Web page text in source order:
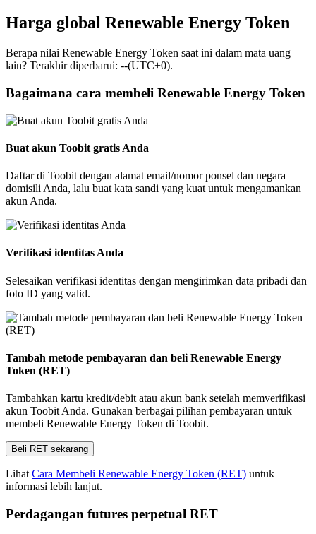
Harga global Renewable Energy Token
Berapa nilai Renewable Energy Token saat ini dalam mata uang
lain? Terakhir diperbarui: --(UTC+0).
Bagaimana cara membeli Renewable Energy Token
Buat akun Toobit gratis Anda
Daftar di Toobit dengan alamat email/nomor ponsel dan negara
domisili Anda, lalu buat kata sandi yang kuat untuk mengamankan
akun Anda.
Verifikasi identitas Anda
Selesaikan verifikasi identitas dengan mengirimkan data pribadi dan
foto ID yang valid.
Tambah metode pembayaran dan beli Renewable Energy
Token (RET)
Tambahkan kartu kredit/debit atau akun bank setelah memverifikasi
akun Toobit Anda. Gunakan berbagai pilihan pembayaran untuk
membeli Renewable Energy Token di Toobit.
Beli RET sekarang
Lihat Cara Membeli Renewable Energy Token (RET) untuk
informasi lebih lanjut.
Perdagangan futures perpetual RET